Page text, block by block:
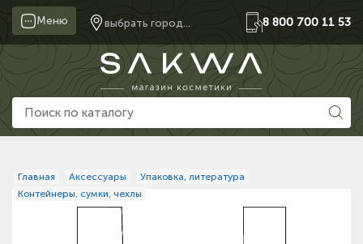
Меню выбрать город... 8 800 700 11 53
Главная Аксессуары
Упаковка, литература
Контейнеры, сумки, чехлы